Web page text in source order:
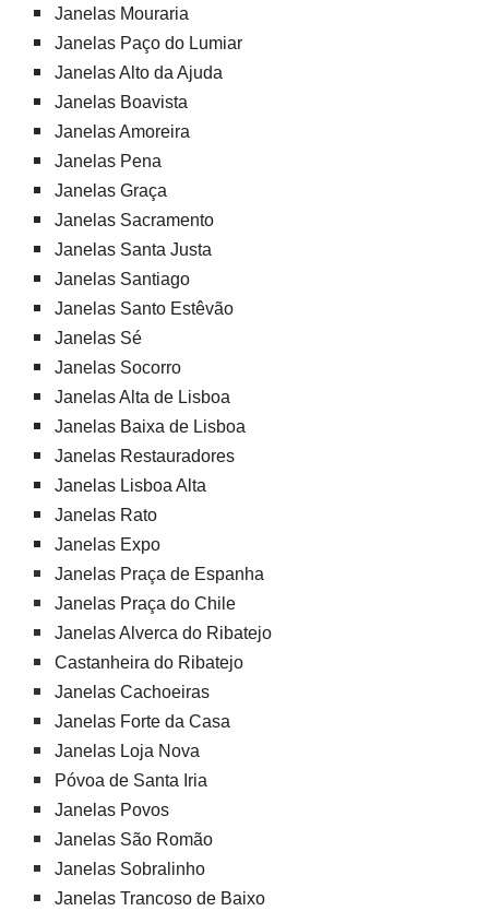
Janelas Mouraria
Janelas Paço do Lumiar
Janelas Alto da Ajuda
Janelas Boavista
Janelas Amoreira
Janelas Pena
Janelas Graça
Janelas Sacramento
Janelas Santa Justa
Janelas Santiago
Janelas Santo Estêvão
Janelas Sé
Janelas Socorro
Janelas Alta de Lisboa
Janelas Baixa de Lisboa
Janelas Restauradores
Janelas Lisboa Alta
Janelas Rato
Janelas Expo
Janelas Praça de Espanha
Janelas Praça do Chile
Janelas Alverca do Ribatejo
Castanheira do Ribatejo
Janelas Cachoeiras
Janelas Forte da Casa
Janelas Loja Nova
Póvoa de Santa Iria
Janelas Povos
Janelas São Romão
Janelas Sobralinho
Janelas Trancoso de Baixo